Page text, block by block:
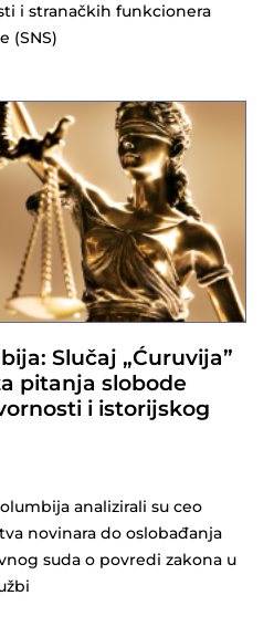
i stranačkih funkcionera
(SNS)
Slučaj „Ćuruvija”
pitanja slobode
i istorijskog
analizirali su ceo
novinara do oslobađanja
suda o povredi zakona u